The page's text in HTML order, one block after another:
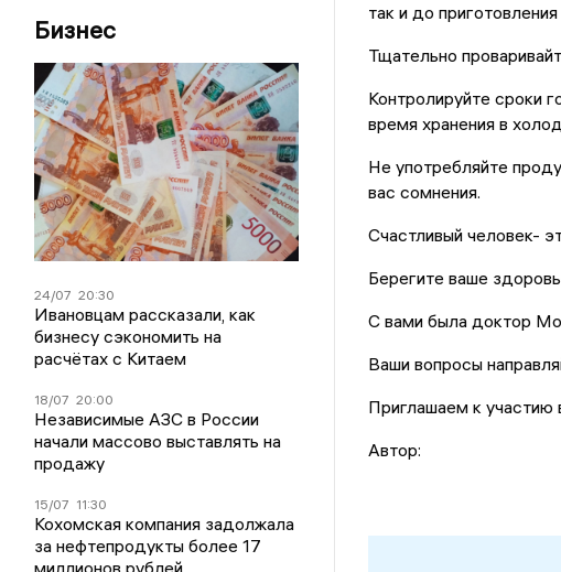
Бизнес
24/07 20:30
Ивановцам рассказали, как
бизнесу сэкономить на
расчётах с Китаем
18/07 20:00
Независимые АЗС в России
начали массово выставлять на
продажу
15/07 11:30
Кохомская компания задолжала
за нефтепродукты более 17
так и до
Тщательно
Контролируйте сроки
время хранения в
Не употребляйте
вас сомнения.
Счастливый человек-
Берегите ваше
С вами была доктор
Ваши вопросы
Приглашаем к участию
Автор: